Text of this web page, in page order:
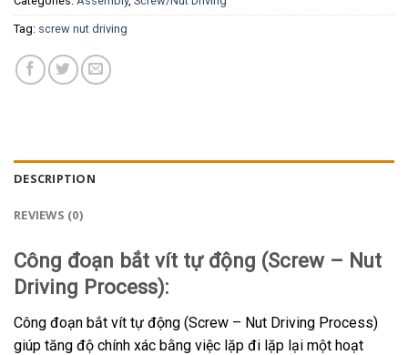
Tag: screw nut driving
DESCRIPTION
REVIEWS (0)
Công đoạn bắt vít tự động (Screw – Nut
Driving Process):
Công đoạn bắt vít tự động (Screw – Nut Driving Process)
giúp tăng độ chính xác bằng việc lặp đi lặp lại một hoạt